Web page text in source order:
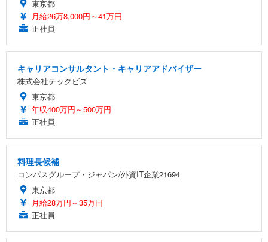
東京都
月給26万8,000円～41万円
正社員
キャリアコンサルタント・キャリアアドバイザー
株式会社テックビズ
東京都
年収400万円～500万円
正社員
料理長候補
コンパスグループ・ジャパン/外資IT企業21694
東京都
月給28万円～35万円
正社員